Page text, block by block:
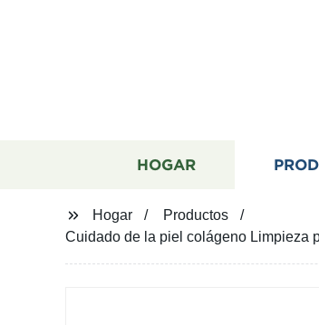
HOGAR
Hogar
Productos
Cuidado de la piel colágeno Limpieza